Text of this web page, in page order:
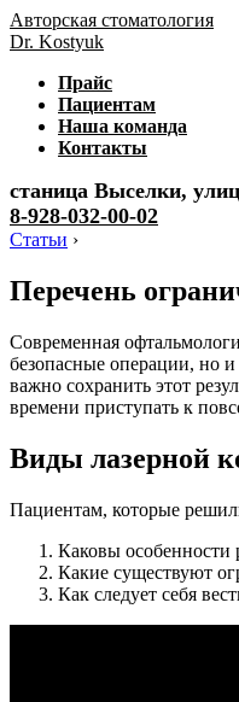
Авторская стоматология
Dr. Kostyuk
Прайс
Пациентам
Наша команда
Контакты
станица Выселки,
8-928-032-00-02
Статьи ›
Перечень
Современная
безопасные операции, но и
важно сохранить этот
времени приступать к
Виды лазерной
Пациентам, которые
Каковы особенности
Какие существуют
Как следует себя